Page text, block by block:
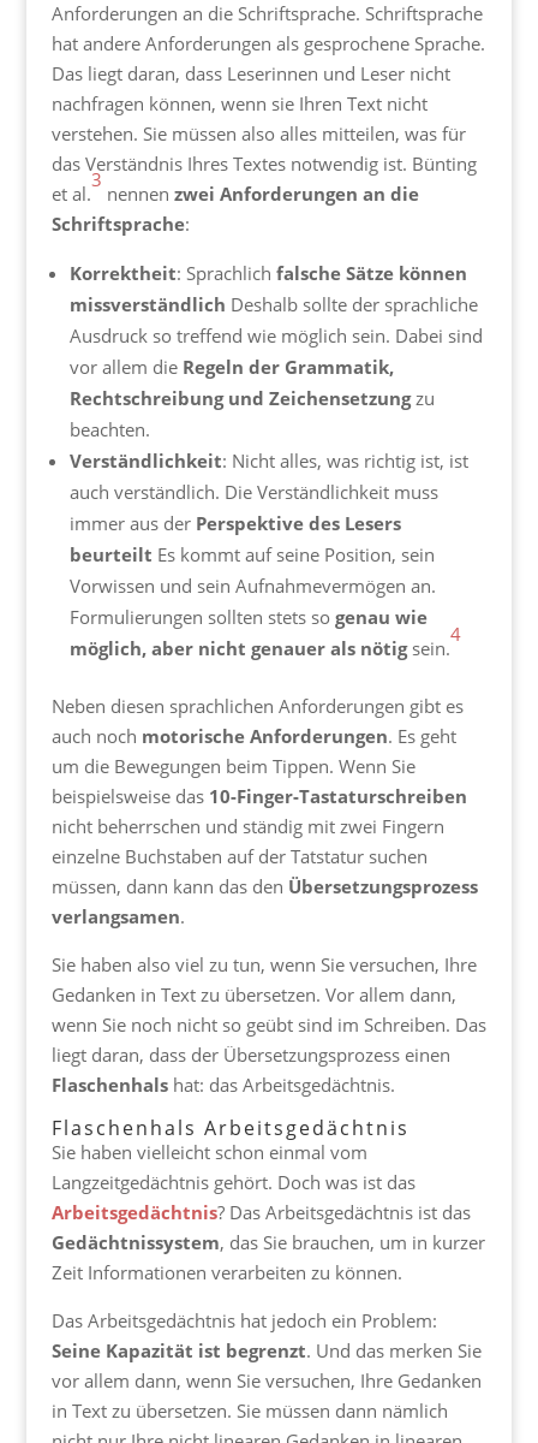
Anforderungen an die Schriftsprache. Schriftsprache
hat andere Anforderungen als gesprochene Sprache.
Das liegt daran, dass Leserinnen und Leser nicht
nachfragen können, wenn sie Ihren Text nicht
verstehen. Sie müssen also alles mitteilen, was für
das Verständnis Ihres Textes notwendig ist. Bünting
et al.
3
nennen zwei Anforderungen an die
Schriftsprache:
Korrektheit: Sprachlich falsche Sätze können
missverständlich Deshalb sollte der sprachliche
Ausdruck so treffend wie möglich sein. Dabei sind
vor allem die Regeln der Grammatik,
Rechtschreibung und Zeichensetzungzu
beachten.
Verständlichkeit: Nicht alles, was richtig ist, ist
auch verständlich. Die Verständlichkeit muss
immer aus der Perspektive des Lesers
beurteilt Es kommt auf seine Position, sein
Vorwissen und sein Aufnahmevermögen an.
Formulierungen sollten stets so genau wie
möglich, aber nicht genauer als nötigsein.
4
Neben diesen sprachlichen Anforderungen gibt es
auch noch motorische Anforderungen. Es geht
um die Bewegungen beim Tippen. Wenn Sie
beispielsweise das 10-Finger-Tastaturschreiben
nicht beherrschen und ständig mit zwei Fingern
einzelne Buchstaben auf der Tatstatur suchen
müssen, dann kann das den Übersetzungsprozess
verlangsamen.
Sie haben also viel zu tun, wenn Sie versuchen, Ihre
Gedanken in Text zu übersetzen. Vor allem dann,
wenn Sie noch nicht so geübt sind im Schreiben. Das
liegt daran, dass der Übersetzungsprozess einen
Flaschenhalshat: das Arbeitsgedächtnis.
Flaschenhals Arbeitsgedächtnis
Sie haben vielleicht schon einmal vom
Langzeitgedächtnis gehört. Doch was ist das
Arbeitsgedächtnis? Das Arbeitsgedächtnis ist das
Gedächtnissystem, das Sie brauchen, um in kurzer
Zeit Informationen verarbeiten zu können.
Das Arbeitsgedächtnis hat jedoch ein Problem:
Seine Kapazität ist begrenzt. Und das merken Sie
vor allem dann, wenn Sie versuchen, Ihre Gedanken
in Text zu übersetzen. Sie müssen dann nämlich